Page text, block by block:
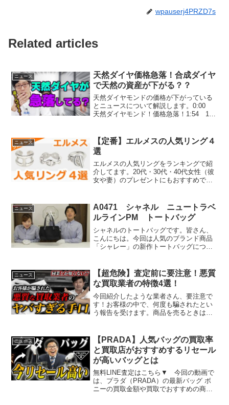
wpauserj4PRZD7s
Related articles
ニュース
天然ダイヤ価格急落！合成ダイヤ
で天然の資産が下がる？？
天然ダイヤモンドの価格が下がっている
とニュースについて解説します。0:00
天然ダイヤモンド！価格急落！1:54 1.5
同じ 資産価値は雲泥9:10 ダイヤの価...
ニュース
【定番】エルメスの人気リング４
選
エルメスの人気リングをランキングで紹
介してます。20代・30代・40代女性（彼
女や妻）のプレゼントにもおすすめで
本編開始0:11 シェーヌ・ダンクル・アン
シェネ...
ニュース
A0471 シャネル ニュートラベ
ルラインPM トートバッグ
シャネルのトートバッグです。皆さん、
こんにちは。今回は人気のブランド商品
「シャレー」の新作トートバッグについ
え、多くの方に愛されています。それで
は、詳しく見ていきましょう...
ニュース
【超危険】査定前に要注意！悪質
な買取業者の特徴4選！
今回紹介したような業者さん、要注意で
す！お客様の中で、何度も騙されたとい
う報告を受けます。商品を売るときは自
す！家にある物は基本全て買取対象で
す！！無料相談・無料見積...
ニュース
【PRADA】人気バッグの買取率
と買取店がおすすめするリセール
が高いバッグとは
無料LINE査定はこちら▼ 今回の動画で
は、プラダ（PRADA）の最新バッグ ボ
ニーの買取金額や買取でおすすめの商品